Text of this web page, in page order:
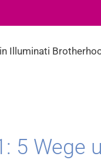
Illuminati
5 Wege